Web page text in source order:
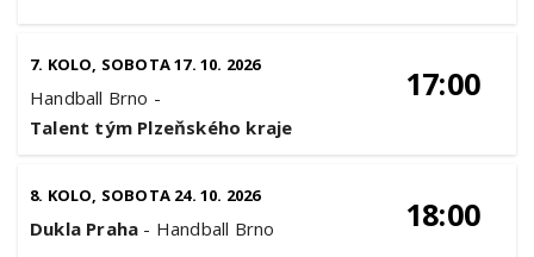
7. KOLO, SOBOTA 17. 10. 2026
Handball Brno -
Talent tým Plzeňského kraje
17:00
8. KOLO, SOBOTA 24. 10. 2026
Dukla Praha - Handball Brno 18:00